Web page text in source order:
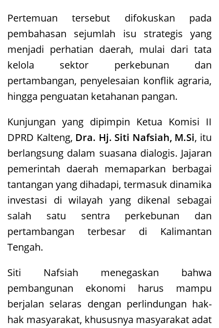
Pertemuan tersebut difokuskan pada
pembahasan sejumlah isu strategis yang
menjadi perhatian daerah, mulai dari tata
kelola sektor perkebunan dan
pertambangan, penyelesaian konflik agraria,
hingga penguatan ketahanan pangan.
Kunjungan yang dipimpin Ketua Komisi II
DPRD Kalteng, Dra. Hj. Siti Nafsiah, M.Si, itu
berlangsung dalam suasana dialogis. Jajaran
pemerintah daerah memaparkan berbagai
tantangan yang dihadapi, termasuk dinamika
investasi di wilayah yang dikenal sebagai
salah satu sentra perkebunan dan
pertambangan terbesar di Kalimantan
Tengah.
Siti Nafsiah menegaskan bahwa
pembangunan ekonomi harus mampu
berjalan selaras dengan perlindungan hak-
hak masyarakat, khususnya masyarakat adat